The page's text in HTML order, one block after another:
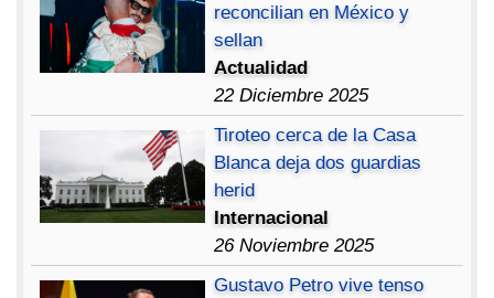
reconcilian en México y
sellan
Actualidad
22 Diciembre 2025
Tiroteo cerca de la Casa
Blanca deja dos guardias
herid
Internacional
26 Noviembre 2025
Gustavo Petro vive tenso